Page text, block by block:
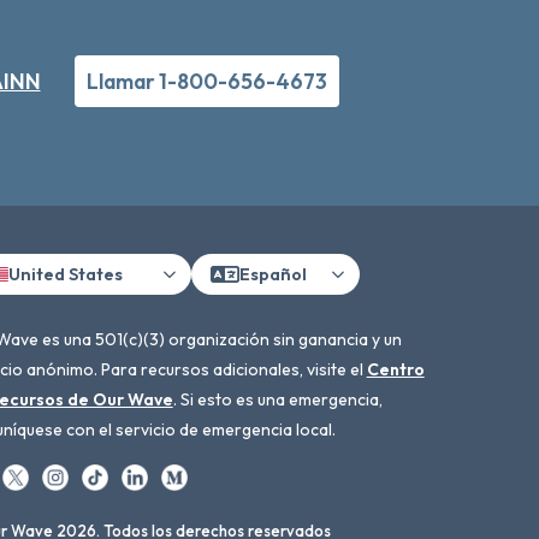
Llamar 1-800-656-4673
United States Español
es una 501(c)(3) organización sin ganancia y un
anónimo. Para recursos adicionales, visite el Centro
de Our Wave. Si esto es una emergencia,
con el servicio de emergencia local.
Wave 2026. Todos los derechos reservados